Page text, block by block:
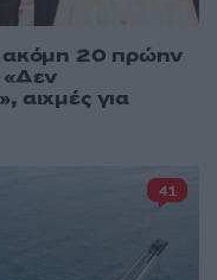
ακόμη 20 πρώην
«Δεν
αιχμές για
41